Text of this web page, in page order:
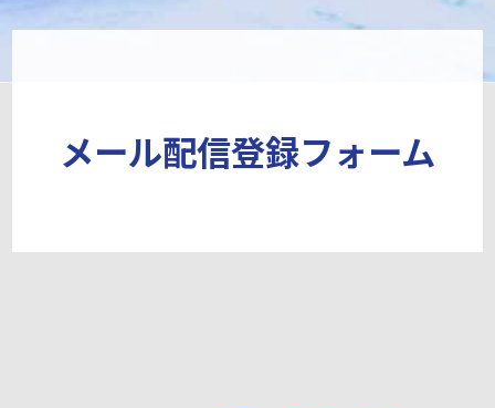
メール配信登録フォーム